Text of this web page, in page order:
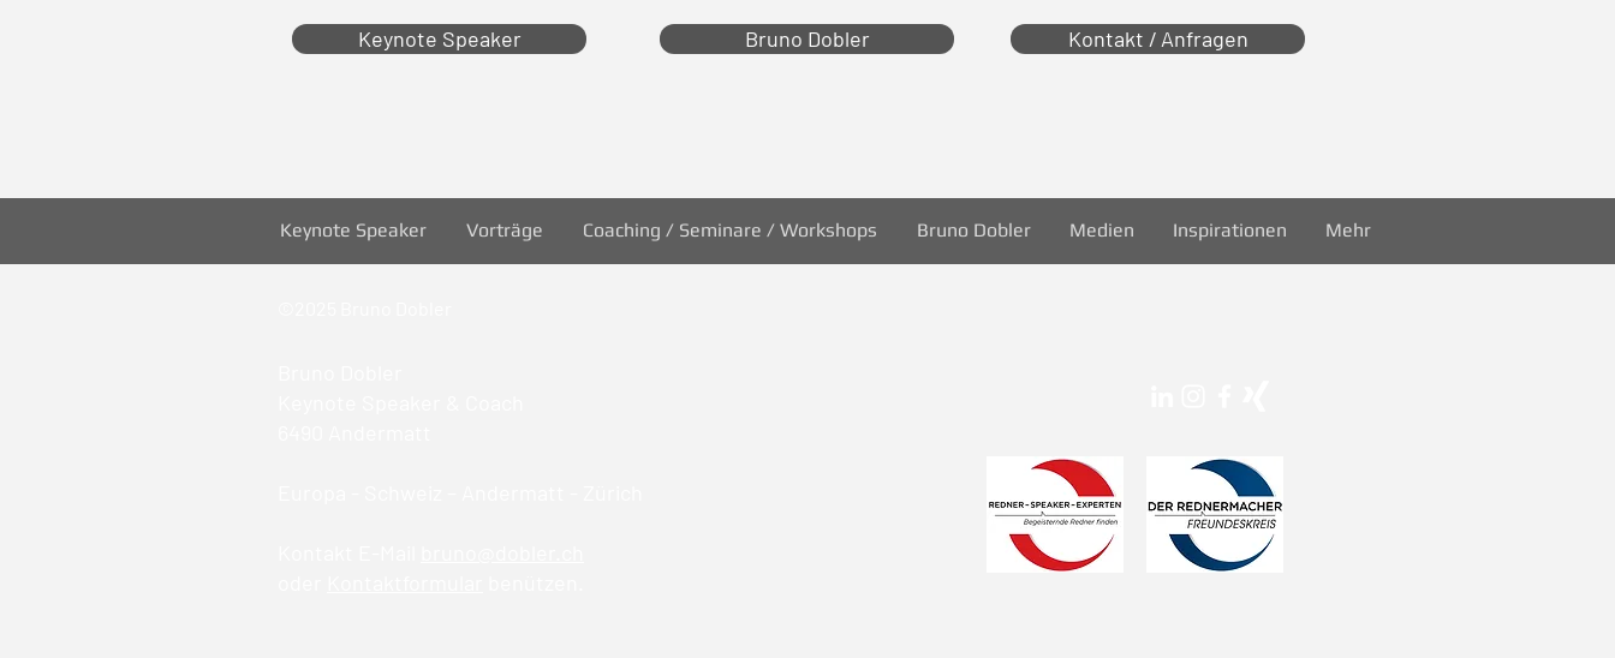
Keynote Speaker Bruno Dobler Kontakt / Anfragen
Keynote Speaker Vorträge Coaching / Seminare / Workshops Bruno Dobler Medien Inspirationen Mehr